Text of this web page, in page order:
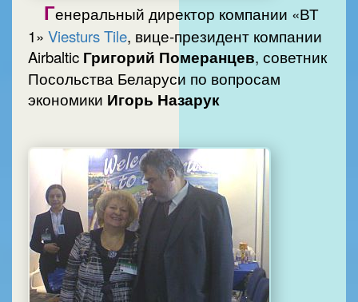
Генеральный директор компании «ВТ
1» Viesturs Tile, вице-президент компании
Airbaltic Григорий Померанцев, советник
Посольства Беларуси по вопросам
экономики Игорь Назарук